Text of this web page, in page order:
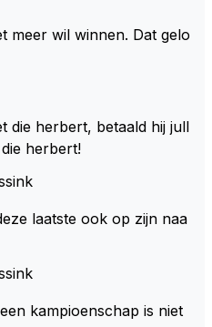
ooit gediskwalificeerd. J
dat ze brandstoof moete
denkt dat ze die ene li
naar bijv. 5 liter en dan di
tellen. Na x ronden
5 maar x liter inzitten.
meer wil winnen. Dat gelo
die herbert, betaald hij jull
herbert!
laatste ook op zijn naa
kampioenschap is niet